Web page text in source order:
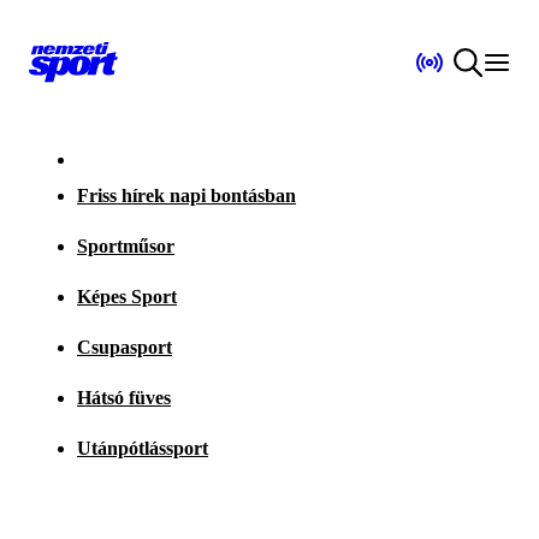
Friss hírek napi bontásban
Sportműsor
Képes Sport
Csupasport
Hátsó füves
Utánpótlássport